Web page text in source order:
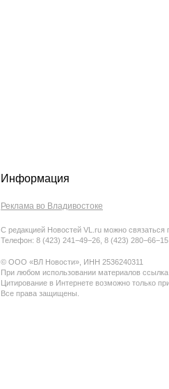
Информация
Реклама во Владивостоке
С редакцией Новостей VL.ru можно связаться
Телефон: 8 (423) 241−49−26, 8 (423) 280−66−15
© ООО «ВЛ Новости», ИНН 2536240311
При любом использовании материалов ссылка
Цитирование в Интернете возможно только
Все права защищены.